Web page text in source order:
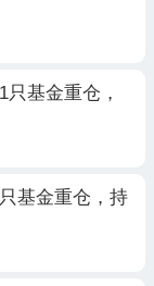
只基金重仓，
基金重仓，持